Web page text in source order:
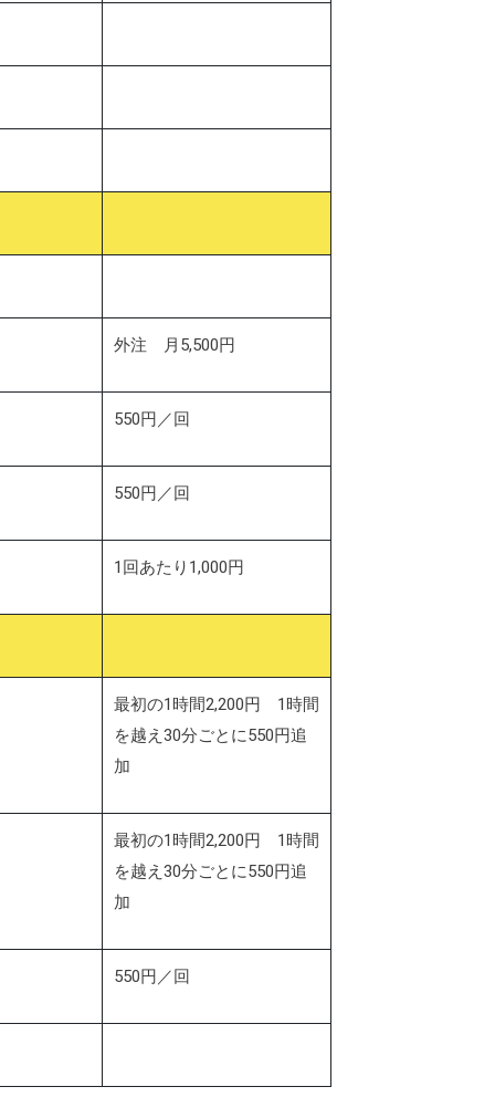
外注 月5,500円
550円／回
550円／回
1回あたり1,000円
最初の1時間2,200円 1時間
を越え30分ごとに550円追
加
最初の1時間2,200円 1時間
を越え30分ごとに550円追
加
550円／回